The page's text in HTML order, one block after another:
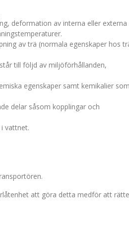
deformation av interna eller externa
av trä (normala egenskaper hos
till följd av miljöförhållanden,
egenskaper samt kemikalier som
delar såsom kopplingar och
vattnet.
att göra detta medför att